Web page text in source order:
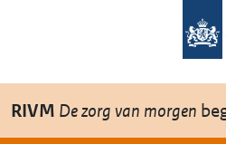
Overslaan en naar de inhoud gaan
RIVM De zorg van morgen